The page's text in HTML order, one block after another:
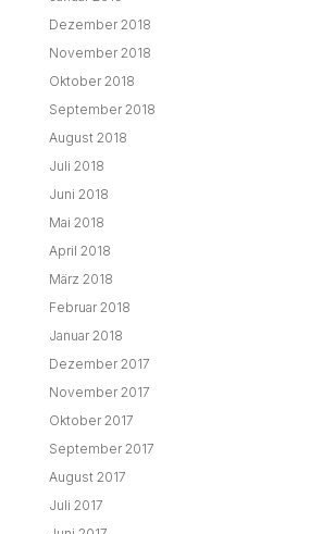
Dezember 2018
November 2018
Oktober 2018
September 2018
August 2018
Juli 2018
Juni 2018
Mai 2018
April 2018
März 2018
Februar 2018
Januar 2018
Dezember 2017
November 2017
Oktober 2017
September 2017
August 2017
Juli 2017